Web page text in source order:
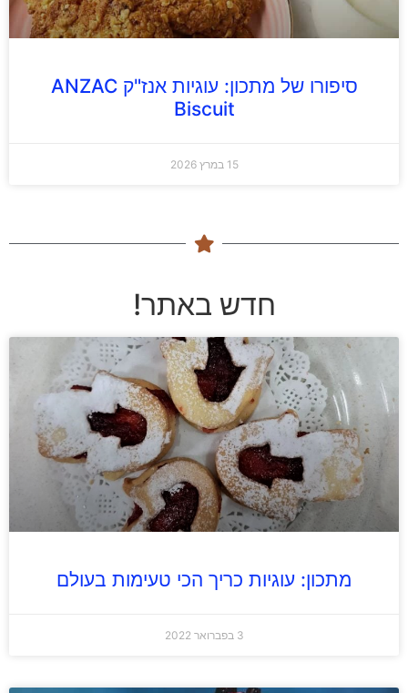
סיפורו של מתכון: עוגיות אנז"ק ANZAC
Biscuit
15 במרץ 2026
חדש באתר!
מתכון: עוגיות כריך הכי טעימות בעולם
3 בפברואר 2022